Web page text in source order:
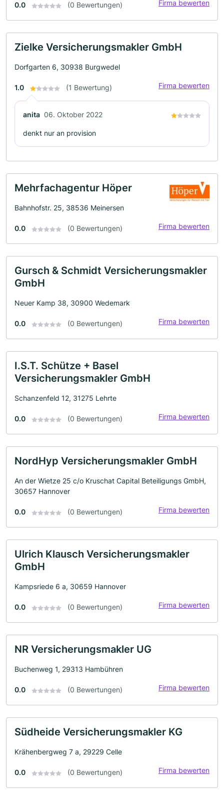
0.0 (0 Bewertungen) Firma bewerten
Zielke Versicherungsmakler GmbH
Dorfgarten 6, 30938 Burgwedel
1.0 (1 Bewertung) Firma bewerten
anita 06. Oktober 2022
denkt nur an provision
Mehrfachagentur Höper
Bahnhofstr. 25, 38536 Meinersen
0.0 (0 Bewertungen) Firma bewerten
Gursch & Schmidt Versicherungsmakler
GmbH
Neuer Kamp 38, 30900 Wedemark
0.0 (0 Bewertungen) Firma bewerten
I.S.T. Schütze + Basel
Versicherungsmakler GmbH
Schanzenfeld 12, 31275 Lehrte
0.0 (0 Bewertungen) Firma bewerten
NordHyp Versicherungsmakler GmbH
An der Wietze 25 c/o Kruschat Capital Beteiligungs GmbH,
30657 Hannover
0.0 (0 Bewertungen) Firma bewerten
Ulrich Klausch Versicherungsmakler
GmbH
Kampsriede 6 a, 30659 Hannover
0.0 (0 Bewertungen) Firma bewerten
NR Versicherungsmakler UG
Buchenweg 1, 29313 Hambühren
0.0 (0 Bewertungen) Firma bewerten
Südheide Versicherungsmakler KG
Krähenbergweg 7 a, 29229 Celle
0.0 (0 Bewertungen) Firma bewerten